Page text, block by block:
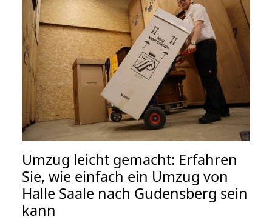
Umzug leicht gemacht: Erfahren
Sie, wie einfach ein Umzug von
Halle Saale nach Gudensberg sein
kann